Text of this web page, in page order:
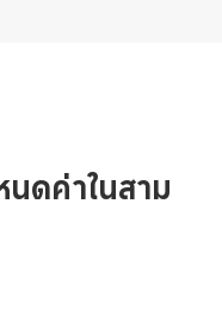
นดค่าในสาม